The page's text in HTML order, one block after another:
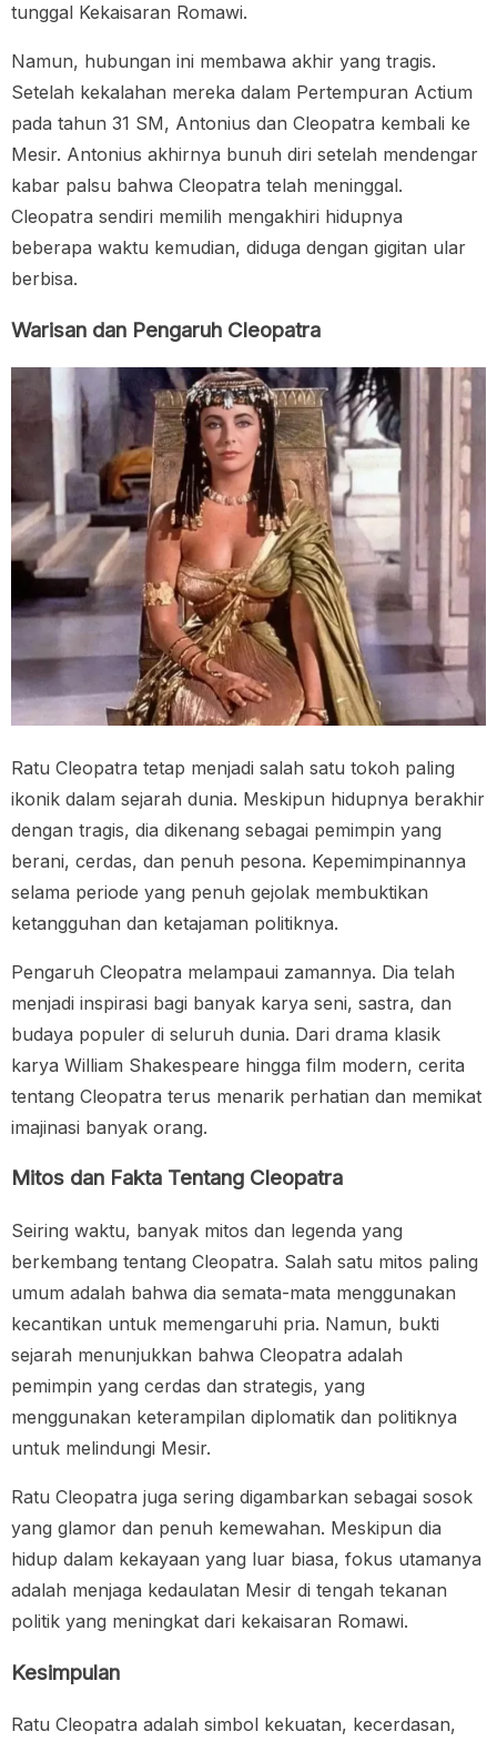
tunggal Kekaisaran Romawi.
Namun, hubungan ini membawa akhir yang tragis.
Setelah kekalahan mereka dalam Pertempuran Actium
pada tahun 31 SM, Antonius dan Cleopatra kembali ke
Mesir. Antonius akhirnya bunuh diri setelah mendengar
kabar palsu bahwa Cleopatra telah meninggal.
Cleopatra sendiri memilih mengakhiri hidupnya
beberapa waktu kemudian, diduga dengan gigitan ular
berbisa.
Warisan dan Pengaruh Cleopatra
Ratu Cleopatra tetap menjadi salah satu tokoh paling
ikonik dalam sejarah dunia. Meskipun hidupnya berakhir
dengan tragis, dia dikenang sebagai pemimpin yang
berani, cerdas, dan penuh pesona. Kepemimpinannya
selama periode yang penuh gejolak membuktikan
ketangguhan dan ketajaman politiknya.
Pengaruh Cleopatra melampaui zamannya. Dia telah
menjadi inspirasi bagi banyak karya seni, sastra, dan
budaya populer di seluruh dunia. Dari drama klasik
karya William Shakespeare hingga film modern, cerita
tentang Cleopatra terus menarik perhatian dan memikat
imajinasi banyak orang.
Mitos dan Fakta Tentang Cleopatra
Seiring waktu, banyak mitos dan legenda yang
berkembang tentang Cleopatra. Salah satu mitos paling
umum adalah bahwa dia semata-mata menggunakan
kecantikan untuk memengaruhi pria. Namun, bukti
sejarah menunjukkan bahwa Cleopatra adalah
pemimpin yang cerdas dan strategis, yang
menggunakan keterampilan diplomatik dan politiknya
untuk melindungi Mesir.
Ratu Cleopatra juga sering digambarkan sebagai sosok
yang glamor dan penuh kemewahan. Meskipun dia
hidup dalam kekayaan yang luar biasa, fokus utamanya
adalah menjaga kedaulatan Mesir di tengah tekanan
politik yang meningkat dari kekaisaran Romawi.
Kesimpulan
Ratu Cleopatra adalah simbol kekuatan, kecerdasan,